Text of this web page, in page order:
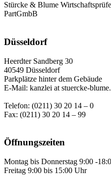
Stürcke & Blume
PartGmbB
Düsseldorf
Heerdter Sandberg 30
40549 Düsseldorf
Parkplätze hinter dem Gebäude
E-Mail: kanzlei at stuercke-
Telefon: (0211) 30 20 14 – 0
Fax: (0211) 30 20 14 – 99
Öffnungszeiten
Montag bis Donnerstag 9:00 -
Freitag 9:00 bis 15:00 Uhr